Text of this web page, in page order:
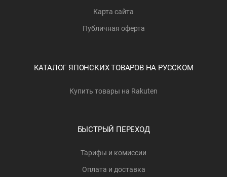
Карта сайта
Публичная оферта
КАТАЛОГ ЯПОНСКИХ ТОВАРОВ НА РУССКОМ
Купить товары на Rakuten
БЫСТРЫЙ ПЕРЕХОД
Тарифы и комиссии
Оплата и доставка